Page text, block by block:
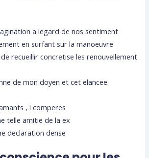
a legard de nos sentiment
en surfant sur la manoeuvre
recueillir concretise les renouvellement
de mon doyen et cet elancee
, ! comperes
telle amitie de la ex
declaration dense